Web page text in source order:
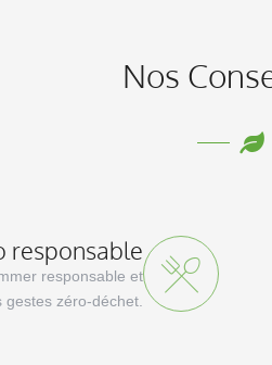
Nos
responsable
responsable et
zéro-déchet.